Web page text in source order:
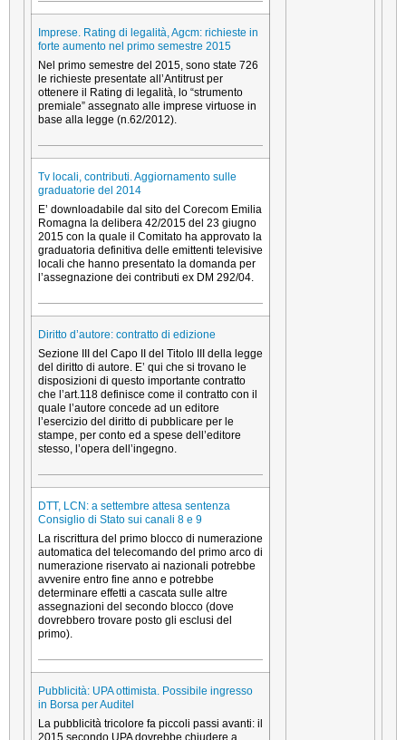
Imprese. Rating di legalità, Agcm: richieste in
forte aumento nel primo semestre 2015
Nel primo semestre del 2015, sono state 726
le richieste presentate all’Antitrust per
ottenere il Rating di legalità, lo “strumento
premiale” assegnato alle imprese virtuose in
base alla legge (n.62/2012).
Tv locali, contributi. Aggiornamento sulle
graduatorie del 2014
E’ downloadabile dal sito del Corecom Emilia
Romagna la delibera 42/2015 del 23 giugno
2015 con la quale il Comitato ha approvato la
graduatoria definitiva delle emittenti televisive
locali che hanno presentato la domanda per
l’assegnazione dei contributi ex DM 292/04.
Diritto d’autore: contratto di edizione
Sezione III del Capo II del Titolo III della legge
del diritto di autore. E’ qui che si trovano le
disposizioni di questo importante contratto
che l’art.118 definisce come il contratto con il
quale l’autore concede ad un editore
l’esercizio del diritto di pubblicare per le
stampe, per conto ed a spese dell’editore
stesso, l’opera dell’ingegno.
DTT, LCN: a settembre attesa sentenza
Consiglio di Stato sui canali 8 e 9
La riscrittura del primo blocco di numerazione
automatica del telecomando del primo arco di
numerazione riservato ai nazionali potrebbe
avvenire entro fine anno e potrebbe
determinare effetti a cascata sulle altre
assegnazioni del secondo blocco (dove
dovrebbero trovare posto gli esclusi del
primo).
Pubblicità: UPA ottimista. Possibile ingresso
in Borsa per Auditel
La pubblicità tricolore fa piccoli passi avanti: il
2015 secondo UPA dovrebbe chiudere a